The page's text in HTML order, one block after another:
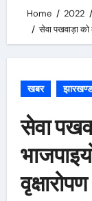
Home 2022
सेवा पखवाड़ा को
खबर
सेवा